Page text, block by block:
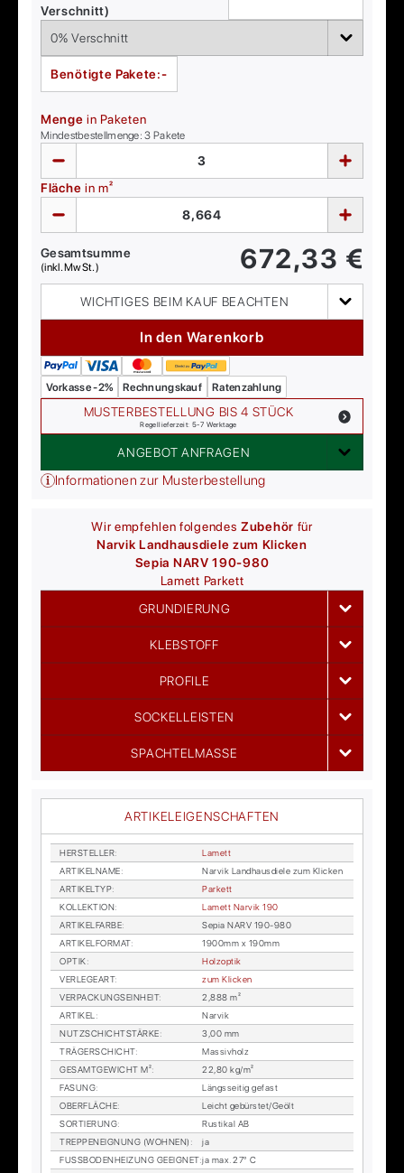
Verschnitt)
Benötigte Pakete:-
Menge in Paketen
Mindestbestellmenge:3 Pakete
Fläche in m²
Gesamtsumme
(inkl. MwSt.) 672,33 €
WICHTIGES BEIM KAUF BEACHTEN
In den Warenkorb
Vorkasse -2% Rechnungskauf Ratenzahlung
MUSTERBESTELLUNG BIS 4 STÜCK
Regellieferzeit: 5-7 Werktage
ANGEBOT ANFRAGEN
Informationen zur Musterbestellung
Wir empfehlen folgendesZubehör für
Narvik Landhausdiele zum Klicken
Sepia NARV 190-980
Lamett Parkett
GRUNDIERUNG
KLEBSTOFF
PROFILE
SOCKELLEISTEN
SPACHTELMASSE
ARTIKELEIGENSCHAFTEN
HER­STEL­LER:
La­mett
AR­TI­KEL­NA­ME:
Nar­vik Land­haus­die­le zum Kli­cken
AR­TI­KEL­TYP:
Par­kett
KOL­LEK­TI­ON:
La­mett Nar­vik 190
AR­TI­KEL­FAR­BE:
Se­pia NARV 190-980
AR­TI­KEL­FOR­MAT:
1900mm x 190mm
OP­TIK:
Holz­op­tik
VER­LE­GE­ART:
zum Kli­cken
VER­PA­CKUNGS­EIN­HEIT:
2,888 m²
AR­TI­KEL:
Nar­vik
NUTZ­SCHICHT­STÄR­KE:
3,00 mm
TRÄ­GER­SCHICHT:
Mas­siv­holz
GE­SAMT­GE­WICHT M²:
22,80 kg/m²
FA­SUNG:
Längs­sei­tig ge­fast
OBER­FLÄ­CHE:
Leicht ge­bürs­tet/Ge­ölt
SOR­TIE­RUNG:
Rus­ti­kal AB
TREP­PEN­EIG­NUNG (WOH­NEN) :
ja
FUSS­BO­DEN­HEI­ZUNG GE­EIG­NET:ja max. 27° C